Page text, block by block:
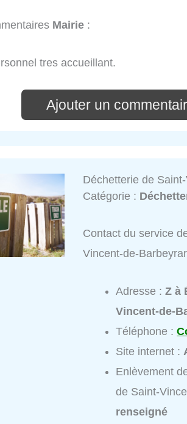
Mairie :
tres accueillant.
Ajouter un
Déchetterie de
Catégorie :
Contact du service
Vincent-de-
Adresse :Z à
Vincent-de-
Téléphone :
Site internet :
Enlèvement
de Saint-
renseigné